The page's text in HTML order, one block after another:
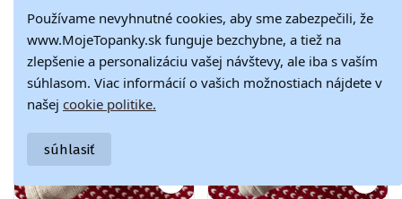
Používame nevyhnutné cookies, aby sme zabezpečili, že
www.MojeTopanky.sk funguje bezchybne, a tiež na
zlepšenie a personalizáciu vašej návštevy, ale iba s vaším
súhlasom. Viac informácií o vašich možnostiach nájdete v
našej cookie politike.
súhlasiť